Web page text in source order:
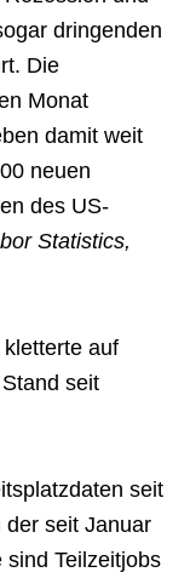
dringenden
Die
Monat
damit weit
neuen
des US-
Statistics,
auf
seit
seit
der seit Januar
Teilzeitjobs